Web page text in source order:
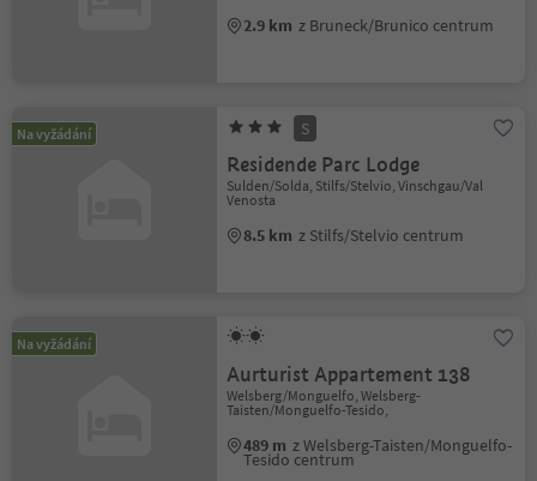
2.9 km z Bruneck/Brunico centrum
Na vyžádání S
Residende Parc Lodge
Sulden/Solda, Stilfs/Stelvio, Vinschgau/Val
Venosta
8.5 km z Stilfs/Stelvio centrum
Na vyžádání
Aurturist Appartement 138
Welsberg/Monguelfo, Welsberg-
Taisten/Monguelfo-Tesido,
489 m z Welsberg-Taisten/Monguelfo-
Tesido centrum